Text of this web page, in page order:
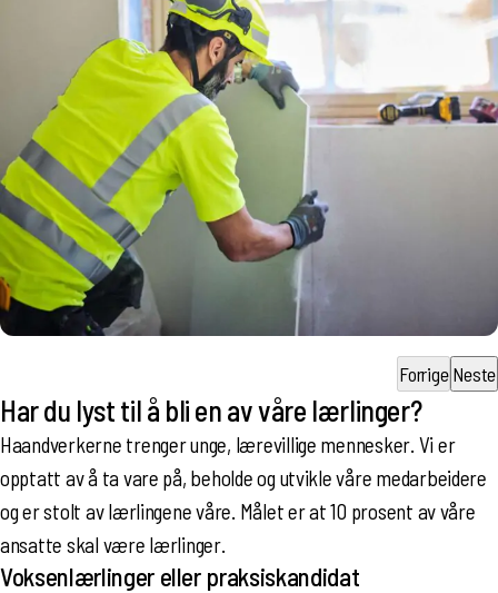
Forrige Neste
Har du lyst til å bli en av våre lærlinger?
Haandverkerne trenger unge, lærevillige mennesker. Vi er
opptatt av å ta vare på, beholde og utvikle våre medarbeidere
og er stolt av lærlingene våre. Målet er at 10 prosent av våre
ansatte skal være lærlinger.
Voksenlærlinger eller praksiskandidat